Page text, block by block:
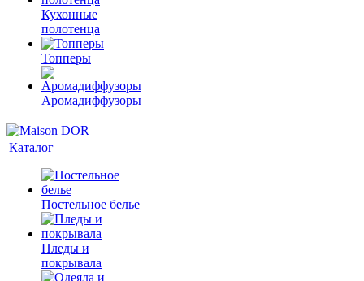
Кухонные
полотенца
Топперы
Аромадиффузоры
Каталог
Постельное белье
Пледы и
покрывала